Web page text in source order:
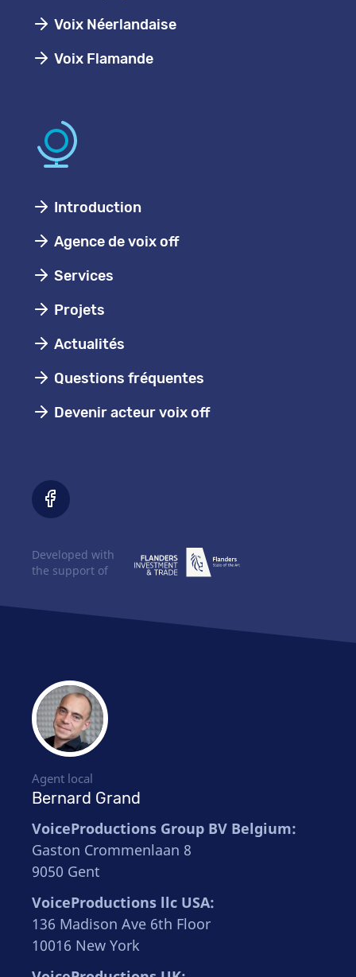
Voix Néerlandaise
Voix Flamande
Introduction
Agence de voix off
Services
Projets
Actualités
Questions fréquentes
Devenir acteur voix off
Agent local
Bernard Grand
VoiceProductions Group BV Belgium:
Gaston Crommenlaan 8
9050 Gent
VoiceProductions llc USA:
136 Madison Ave 6th Floor
10016 New York
Developed with
the support of